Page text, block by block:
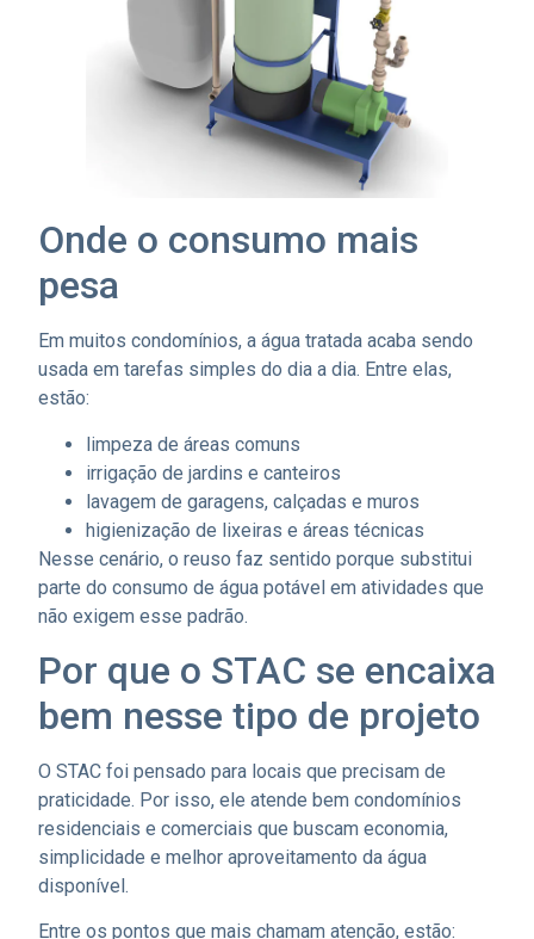
Onde o consumo mais
pesa
Em muitos condomínios, a água tratada acaba sendo
usada em tarefas simples do dia a dia. Entre elas,
estão:
limpeza de áreas comuns
irrigação de jardins e canteiros
lavagem de garagens, calçadas e muros
higienização de lixeiras e áreas técnicas
Nesse cenário, o reuso faz sentido porque substitui
parte do consumo de água potável em atividades que
não exigem esse padrão.
Por que o STAC se encaixa
bem nesse tipo de projeto
O STAC foi pensado para locais que precisam de
praticidade. Por isso, ele atende bem condomínios
residenciais e comerciais que buscam economia,
simplicidade e melhor aproveitamento da água
disponível.
Entre os pontos que mais chamam atenção, estão: